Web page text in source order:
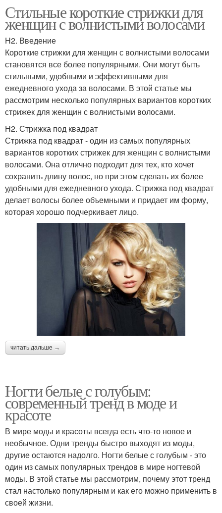
Стильные короткие стрижки для
женщин с волнистыми волосами
H2. Введение
Короткие стрижки для женщин с волнистыми волосами
становятся все более популярными. Они могут быть
стильными, удобными и эффективными для
ежедневного ухода за волосами. В этой статье мы
рассмотрим несколько популярных вариантов коротких
стрижек для женщин с волнистыми волосами.
H2. Стрижка под квадрат
Стрижка под квадрат - один из самых популярных
вариантов коротких стрижек для женщин с волнистыми
волосами. Она отлично подходит для тех, кто хочет
сохранить длину волос, но при этом сделать их более
удобными для ежедневного ухода. Стрижка под квадрат
делает волосы более объемными и придает им форму,
которая хорошо подчеркивает лицо.
читать дальше →
Ногти белые с голубым:
современный тренд в моде и
красоте
В мире моды и красоты всегда есть что-то новое и
необычное. Одни тренды быстро выходят из моды,
другие остаются надолго. Ногти белые с голубым - это
один из самых популярных трендов в мире ногтевой
моды. В этой статье мы рассмотрим, почему этот тренд
стал настолько популярным и как его можно применить в
своей жизни.